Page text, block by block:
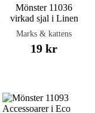
Mönster 11036
virkad sjal i Linen
Marks & kattens
19 kr